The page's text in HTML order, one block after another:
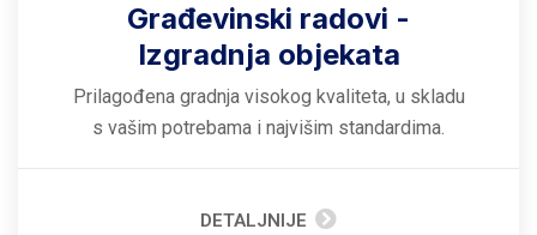
Građevinski radovi -
Izgradnja objekata
Prilagođena gradnja visokog kvaliteta, u skladu
s vašim potrebama i najvišim standardima.
DETALJNIJE